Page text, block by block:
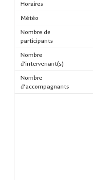
Horaires
Météo
Nombre de
participants
Nombre
d’intervenant(s)
Nombre
d’accompagnants